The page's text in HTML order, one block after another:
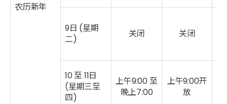
农历新年
9日 (星期
二)
关闭 关闭
每
10 至 11日
(星期三至
四)
上午9:00 至
晚上7:00
上午9:00开
放
每